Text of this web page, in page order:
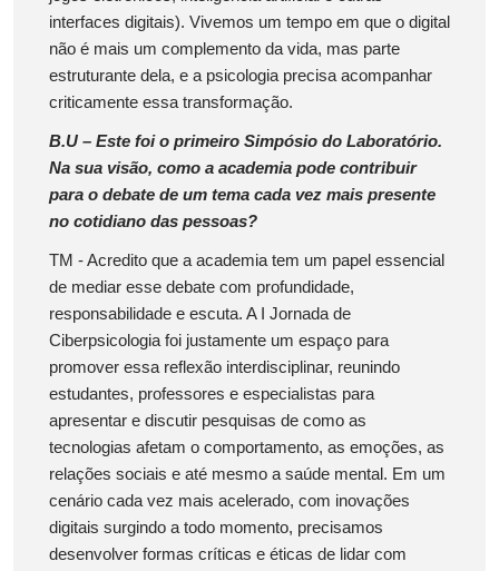
interfaces digitais). Vivemos um tempo em que o digital
não é mais um complemento da vida, mas parte
estruturante dela, e a psicologia precisa acompanhar
criticamente essa transformação.
B.U – Este foi o primeiro Simpósio do Laboratório.
Na sua visão, como a academia pode contribuir
para o debate de um tema cada vez mais presente
no cotidiano das pessoas?
TM - Acredito que a academia tem um papel essencial
de mediar esse debate com profundidade,
responsabilidade e escuta. A I Jornada de
Ciberpsicologia foi justamente um espaço para
promover essa reflexão interdisciplinar, reunindo
estudantes, professores e especialistas para
apresentar e discutir pesquisas de como as
tecnologias afetam o comportamento, as emoções, as
relações sociais e até mesmo a saúde mental. Em um
cenário cada vez mais acelerado, com inovações
digitais surgindo a todo momento, precisamos
desenvolver formas críticas e éticas de lidar com